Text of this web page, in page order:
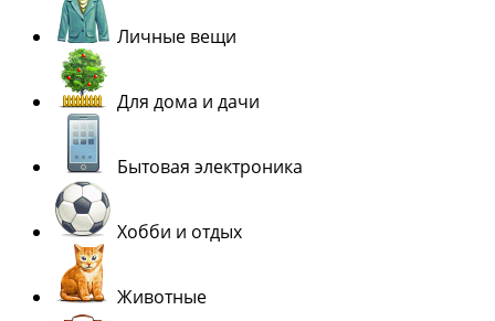
Личные вещи
Для дома и дачи
Бытовая электроника
Хобби и отдых
Животные